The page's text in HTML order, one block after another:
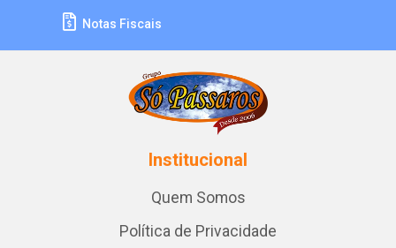
Notas Fiscais
Institucional
Quem Somos
Política de Privacidade